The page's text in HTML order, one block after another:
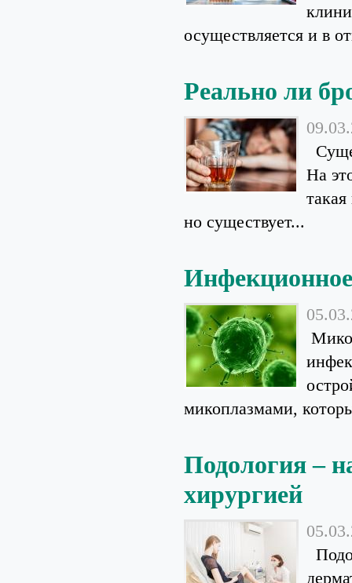
осуществляется и в
Реально ли
На
но существует...
микоплазмами,
Подология –
хирургией